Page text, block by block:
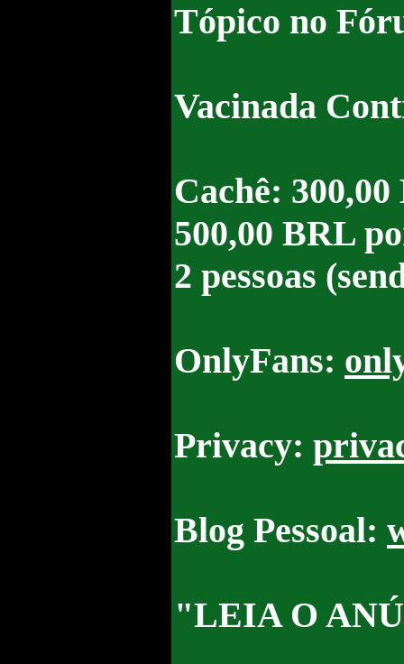
Tópico no
Vacinada
Cachê:
500,00 BRL
2 pessoas
OnlyFans:
Privacy:
Blog Pessoal:
"LEIA O